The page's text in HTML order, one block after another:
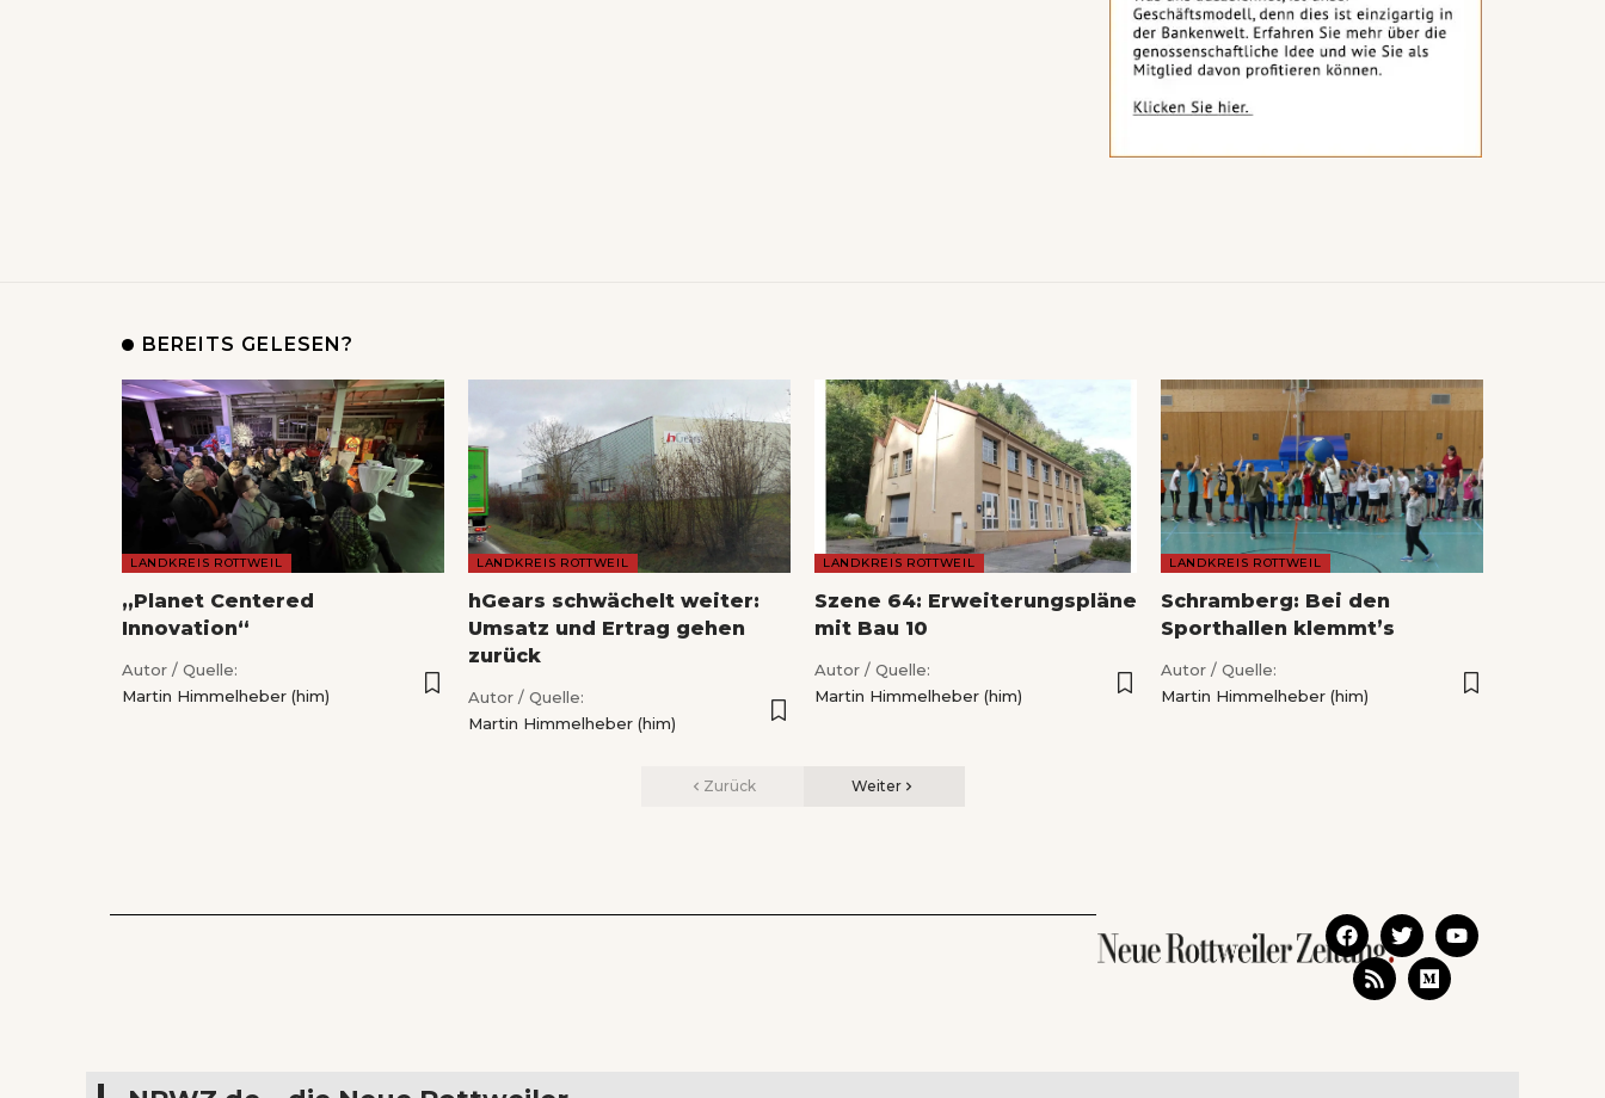
BEREITS GELESEN?
LANDKREIS ROTTWEIL
„Planet Centered
Innovation“
Autor / Quelle:
Martin Himmelheber (him)
LANDKREIS ROTTWEIL
hGears schwächelt weiter:
Umsatz und Ertrag gehen
zurück
Autor / Quelle:
Martin Himmelheber (him)
LANDKREIS ROTTWEIL
Szene 64: Erweiterungspläne
mit Bau 10
Autor / Quelle:
Martin Himmelheber (him)
LANDKREIS ROTTWEIL
Schramberg: Bei den
Sporthallen klemmt’s
Autor / Quelle:
Martin Himmelheber (him)
Zurück Weiter